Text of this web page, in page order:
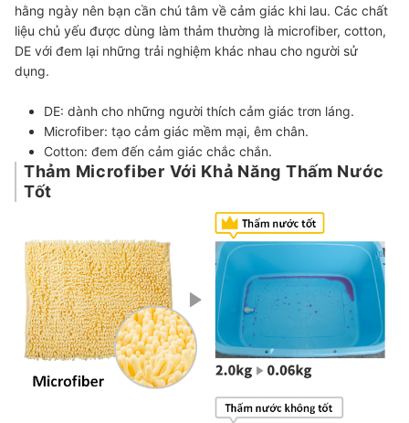
hằng ngày nên bạn cần chú tâm về cảm giác khi lau. Các chất
liệu chủ yếu được dùng làm thảm thường là microfiber, cotton,
DE với đem lại những trải nghiệm khác nhau cho người sử
dụng.
DE: dành cho những người thích cảm giác trơn láng.
Microfiber: tạo cảm giác mềm mại, êm chân.
Cotton: đem đến cảm giác chắc chắn.
Thảm Microfiber Với Khả Năng Thấm Nước
Tốt